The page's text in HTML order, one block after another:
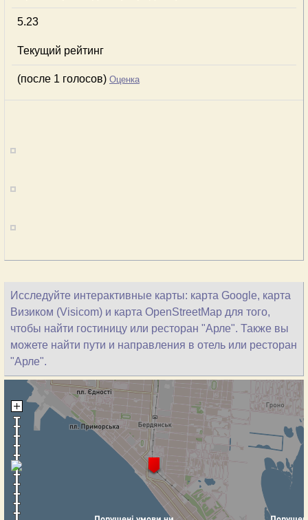
5.23
Текущий рейтинг
(после 1 голосов) Оценка
Исследуйте интерактивные карты: карта Google, карта
Визиком (Visicom) и карта OpenStreetMap для того,
чтобы найти гостиницу или ресторан "Арле". Также вы
можете найти пути и направления в отель или ресторан
"Арле".